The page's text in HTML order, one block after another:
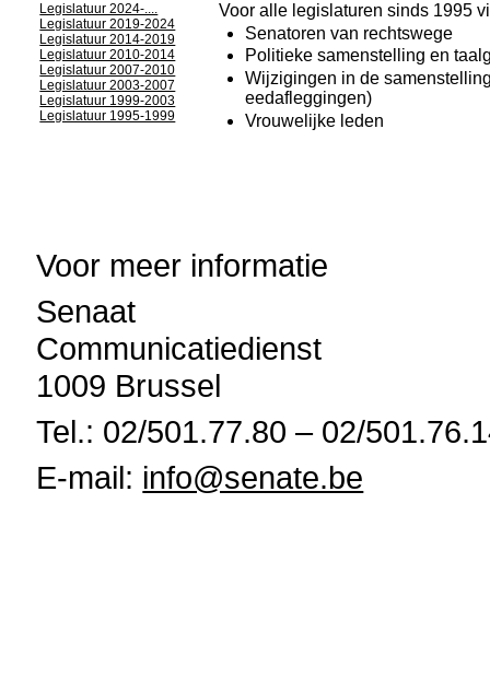
Legislatuur 2024-....
Legislatuur 2019-2024
Legislatuur 2014-2019
Legislatuur 2010-2014
Legislatuur 2007-2010
Legislatuur 2003-2007
Legislatuur 1999-2003
Legislatuur 1995-1999
Voor alle legislaturen sinds 1995
Senatoren van rechtswege
Politieke samenstelling en
Wijzigingen in de
eedafleggingen)
Vrouwelijke leden
Voor meer informatie
Senaat
Communicatiedienst
1009 Brussel
Tel.: 02/501.77.80 – 02/
E-mail: info@senate.be